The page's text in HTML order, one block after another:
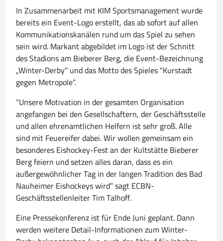
In Zusammenarbeit mit KIM Sportsmanagement wurde
bereits ein Event-Logo erstellt, das ab sofort auf allen
Kommunikationskanälen rund um das Spiel zu sehen
sein wird. Markant abgebildet im Logo ist der Schnitt
des Stadions am Bieberer Berg, die Event-Bezeichnung
„Winter-Derby“ und das Motto des Spieles “Kurstadt
gegen Metropole”.
“Unsere Motivation in der gesamten Organisation
angefangen bei den Gesellschaftern, der Geschäftsstelle
und allen ehrenamtlichen Helfern ist sehr groß. Alle
sind mit Feuereifer dabei. Wir wollen gemeinsam ein
besonderes Eishockey-Fest an der Kultstätte Bieberer
Berg feiern und setzen alles daran, dass es ein
außergewöhnlicher Tag in der langen Tradition des Bad
Nauheimer Eishockeys wird” sagt ECBN-
Geschäftsstellenleiter Tim Talhoff.
Eine Pressekonferenz ist für Ende Juni geplant. Dann
werden weitere Detail-Informationen zum Winter-